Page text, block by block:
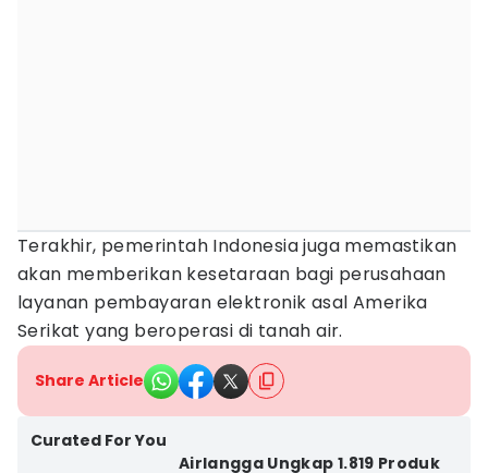
Terakhir, pemerintah Indonesia juga memastikan
akan memberikan kesetaraan bagi perusahaan
layanan pembayaran elektronik asal Amerika
Serikat yang beroperasi di tanah air.
Share Article
Curated For You
Airlangga Ungkap 1.819 Produk